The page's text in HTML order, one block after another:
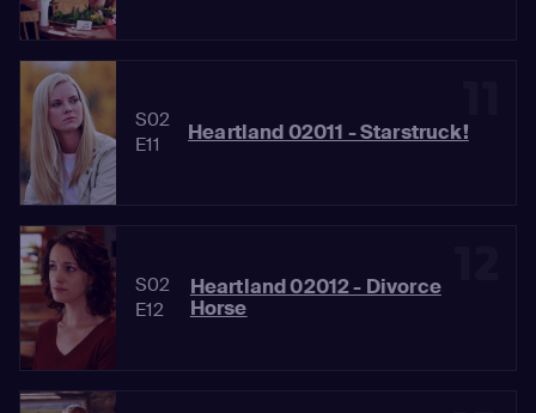
S02
E11
Heartland 02011 - Starstruck!
S02
E12
Heartland 02012 - Divorce
Horse